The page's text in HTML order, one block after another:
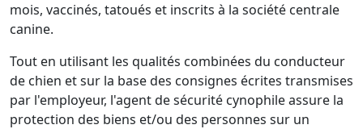
mois, vaccinés, tatoués et inscrits à la société centrale
canine.
Tout en utilisant les qualités combinées du conducteur
de chien et sur la base des consignes écrites transmises
par l'employeur, l'agent de sécurité cynophile assure la
protection des biens et/ou des personnes sur un